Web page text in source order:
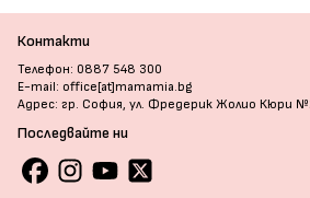
Контакти
Телефон: 0887 548 300
E-mail: office[at]mamamia.bg
Адрес: гр. София, ул. Фредерик Жолио Кюри
Последвайте ни